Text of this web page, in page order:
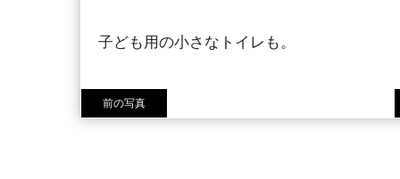
子ども用の小さなトイレも。
前の写真